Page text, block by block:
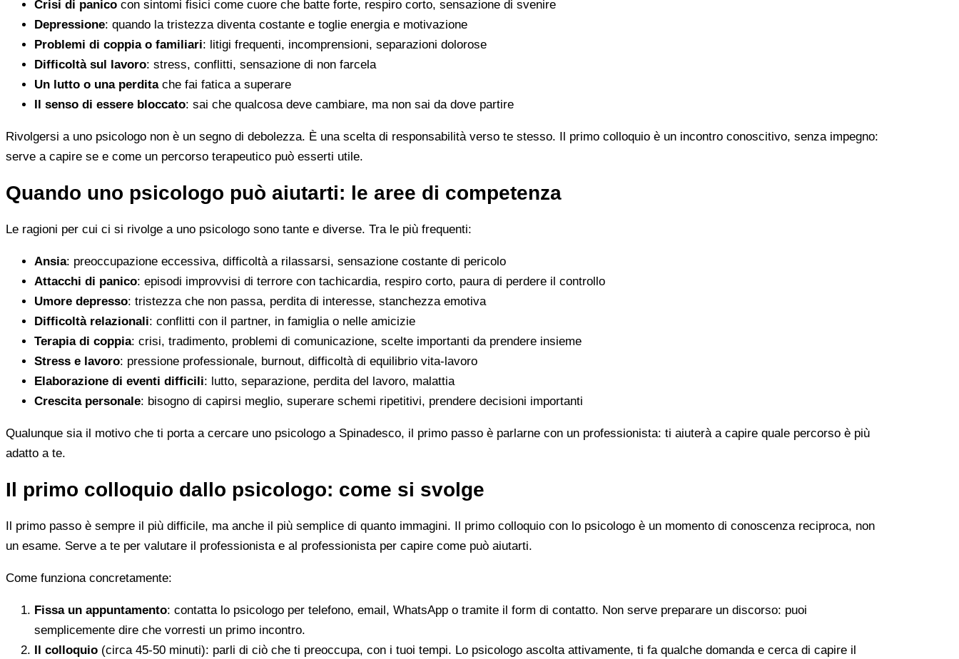
Crisi di panico con sintomi fisici come cuore che batte forte, respiro corto, sensazione di svenire
Depressione: quando la tristezza diventa costante e toglie energia e motivazione
Problemi di coppia o familiari: litigi frequenti, incomprensioni, separazioni dolorose
Difficoltà sul lavoro: stress, conflitti, sensazione di non farcela
Un lutto o una perditache fai fatica a superare
Il senso di essere bloccato: sai che qualcosa deve cambiare, ma non sai da dove partire
Rivolgersi a uno psicologo non è un segno di debolezza. È una scelta di responsabilità verso te stesso. Il primo colloquio è un incontro conoscitivo, senza impegno:
serve a capire se e come un percorso terapeutico può esserti utile.
Quando uno psicologo può aiutarti: le aree di competenza
Le ragioni per cui ci si rivolge a uno psicologo sono tante e diverse. Tra le più frequenti:
Ansia: preoccupazione eccessiva, difficoltà a rilassarsi, sensazione costante di pericolo
Attacchi di panico: episodi improvvisi di terrore con tachicardia, respiro corto, paura di perdere il controllo
Umore depresso: tristezza che non passa, perdita di interesse, stanchezza emotiva
Difficoltà relazionali: conflitti con il partner, in famiglia o nelle amicizie
Terapia di coppia: crisi, tradimento, problemi di comunicazione, scelte importanti da prendere insieme
Stress e lavoro: pressione professionale, burnout, difficoltà di equilibrio vita-lavoro
Elaborazione di eventi difficili: lutto, separazione, perdita del lavoro, malattia
Crescita personale: bisogno di capirsi meglio, superare schemi ripetitivi, prendere decisioni importanti
Qualunque sia il motivo che ti porta a cercare uno psicologo a Spinadesco, il primo passo è parlarne con un professionista: ti aiuterà a capire quale percorso è più
adatto a te.
Il primo colloquio dallo psicologo: come si svolge
Il primo passo è sempre il più difficile, ma anche il più semplice di quanto immagini. Il primo colloquio con lo psicologo è un momento di conoscenza reciproca, non
un esame. Serve a te per valutare il professionista e al professionista per capire come può aiutarti.
Come funziona concretamente:
Fissa un appuntamento: contatta lo psicologo per telefono, email, WhatsApp o tramite il form di contatto. Non serve preparare un discorso: puoi
semplicemente dire che vorresti un primo incontro.
Il colloquio (circa 45-50 minuti): parli di ciò che ti preoccupa, con i tuoi tempi. Lo psicologo ascolta attivamente, ti fa qualche domanda e cerca di capire il